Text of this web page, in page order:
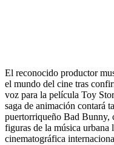
El reconocido productor
el mundo del cine tras
voz para la película Toy
saga de animación contará
puertorriqueño Bad Bunny,
figuras de la música urbana
cinematográfica